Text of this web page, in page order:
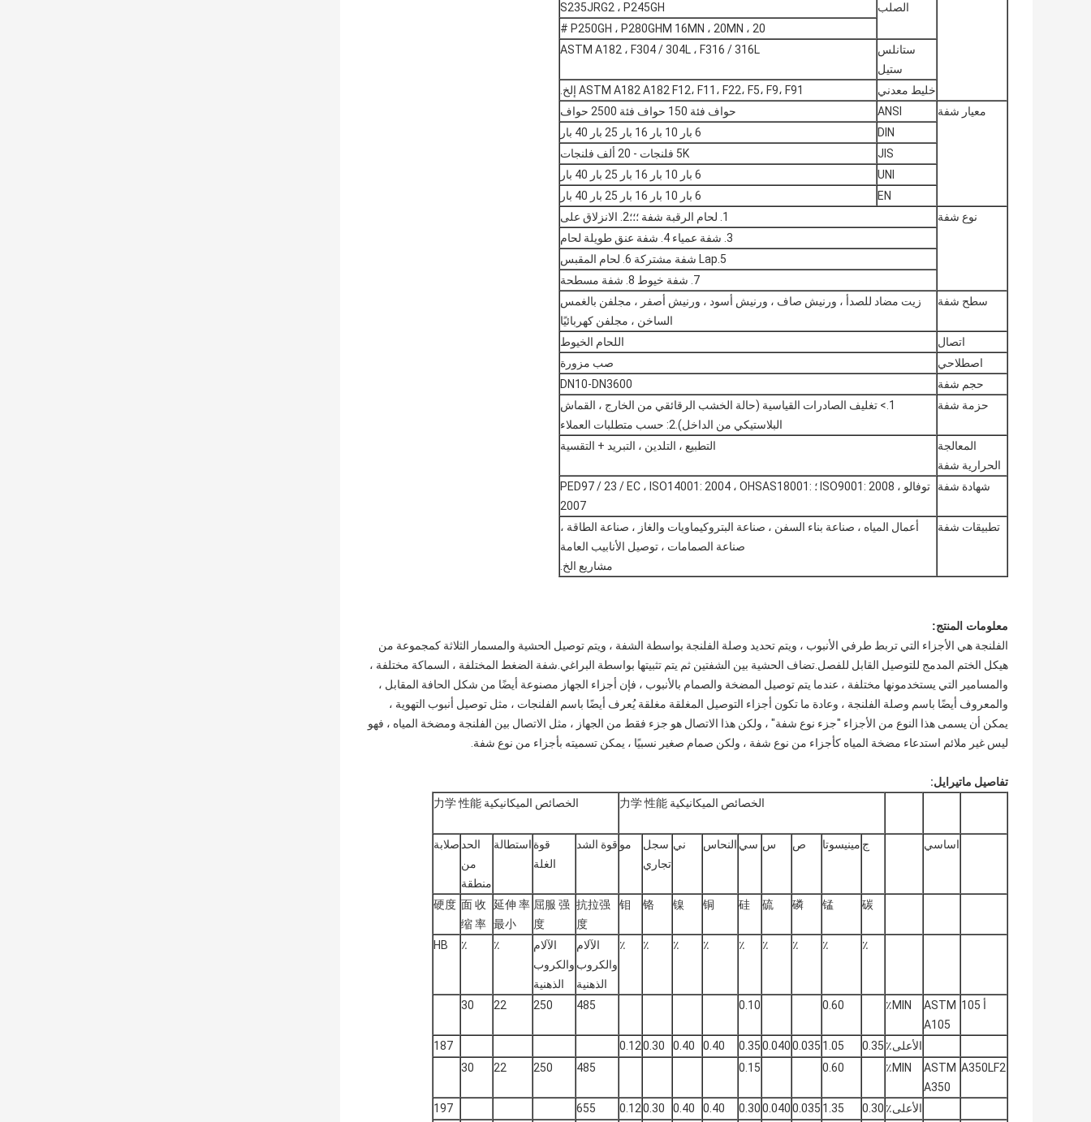
الصلب
S235JRG2 ، P245GH
P250GH ، P280GHM 16MN ، 20MN ، 20 #
ستانلس
ستيل
ASTM A182 ، F304 / 304L ، F316 / 316L
خليط معدني
ASTM A182 A182 F12، F11، F22، F5، F9، F91 إلخ.
معيار شفة
ANSI
حواف فئة 150 حواف فئة 2500 حواف
DIN
6 بار 10 بار 16 بار 25 بار 40 بار
JIS
5K فلنجات - 20 ألف فلنجات
UNI
6 بار 10 بار 16 بار 25 بار 40 بار
EN
6 بار 10 بار 16 بار 25 بار 40 بار
نوع شفة
1. لحام الرقبة شفة ؛؛؛2. الانزلاق على
3. شفة عمياء 4. شفة عنق طويلة لحام
5.Lap شفة مشتركة 6. لحام المقبس
7. شفة خيوط 8. شفة مسطحة
سطح شفة
زيت مضاد للصدأ ، ورنيش صاف ، ورنيش أسود ، ورنيش أصفر ، مجلفن بالغمس
الساخن ، مجلفن كهربائيًا
اتصال
اللحام الخيوط
اصطلاحي
صب مزورة
حجم شفة
DN10-DN3600
حزمة شفة
1.> تغليف الصادرات القياسية (حالة الخشب الرقائقي من الخارج ، القماش
البلاستيكي من الداخل).2: حسب متطلبات العملاء
المعالجة
الحرارية شفة
التطبيع ، التلدين ، التبريد + التقسية
شهادة شفة
توفالو ، ISO9001: 2008 ؛ PED97 / 23 / EC ، ISO14001: 2004 ، OHSAS18001:
2007
تطبيقات شفة
أعمال المياه ، صناعة بناء السفن ، صناعة البتروكيماويات والغاز ، صناعة الطاقة ،
صناعة الصمامات ، توصيل الأنابيب العامة
مشاريع الخ.
معلومات المنتج:
الفلنجة هي الأجزاء التي تربط طرفي الأنبوب ، ويتم تحديد وصلة الفلنجة بواسطة الشفة ، ويتم توصيل الحشية والمسمار الثلاثة كمجموعة من
هيكل الختم المدمج للتوصيل القابل للفصل.تضاف الحشية بين الشفتين ثم يتم تثبيتها بواسطة البراغي.شفة الضغط المختلفة ، السماكة مختلفة ،
والمسامير التي يستخدمونها مختلفة ، عندما يتم توصيل المضخة والصمام بالأنبوب ، فإن أجزاء الجهاز مصنوعة أيضًا من شكل الحافة المقابل ،
والمعروف أيضًا باسم وصلة الفلنجة ، وعادة ما تكون أجزاء التوصيل المغلقة مغلقة يُعرف أيضًا باسم الفلنجات ، مثل توصيل أنبوب التهوية ،
يمكن أن يسمى هذا النوع من الأجزاء "جزء نوع شفة" ، ولكن هذا الاتصال هو جزء فقط من الجهاز ، مثل الاتصال بين الفلنجة ومضخة المياه ، فهو
ليس غير ملائم استدعاء مضخة المياه كأجزاء من نوع شفة ، ولكن صمام صغير نسبيًا ، يمكن تسميته بأجزاء من نوع شفة.
تفاصيل ماتيرايل:
الخصائص الميكانيكية 力学 性能
الخصائص الميكانيكية 力学 性能
اساسي ج مينيسوتا ص س سي النحاس ني سجل
تجاري
مو قوة الشد
قوة
الغلة
استطالة
الحد
من
منطقة
صلابة
碳
锰
磷
硫
硅
铜
镍
铬
钼
抗拉强
度
屈服 强
度
延伸 率
最小
面 收
缩 率
硬度
٪ ٪ ٪ ٪ ٪ ٪ ٪ ٪ ٪
الآلام
والكروب
الذهنية
الآلام
والكروب
الذهنية
٪ ٪ HB
أ 105
ASTM
A105
MIN٪ 0.60
0.10
485
250
22
30
الأعلى٪ 0.35
1.05
0.035
0.040
0.35
0.40
0.40
0.30
0.12
187
A350LF2
ASTM
A350
MIN٪ 0.60
0.15
485
250
22
30
الأعلى٪ 0.30
1.35
0.035
0.040
0.30
0.40
0.40
0.30
0.12
655
197